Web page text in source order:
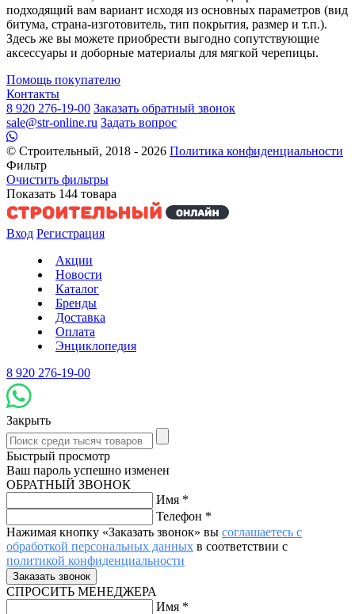
подходящий вам вариант исходя из основных параметров (вид
битума, страна-изготовитель, тип покрытия, размер и т.п.).
Здесь же вы можете приобрести выгодно сопутствующие
аксессуары и доборные материалы для мягкой черепицы.
Помощь покупателю
Контакты
8 920 276-19-00 Заказать обратный звонок
sale@str-online.ru Задать вопрос
© Строительный, 2018 - 2026 Политика конфиденциальности
Фильтр
Очистить фильтры
Показать 144 товара
Вход Регистрация
Акции
Новости
Каталог
Бренды
Доставка
Оплата
Энциклопедия
8 920 276-19-00
Закрыть
Быстрый просмотр
Ваш пароль успешно изменен
ОБРАТНЫЙ ЗВОНОК
Имя *
Телефон *
Нажимая кнопку «Заказать звонок» вы соглашаетесь с
обработкой персональных данных в соответствии с
политикой конфиденциальности
СПРОСИТЬ МЕНЕДЖЕРА
Имя *